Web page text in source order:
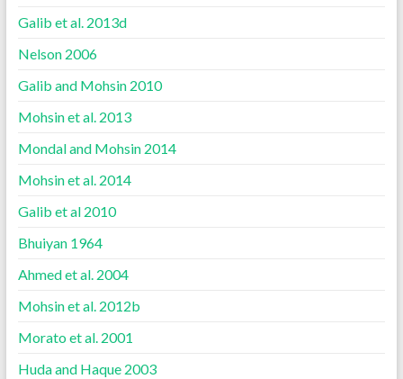
Galib et al. 2013d
Nelson 2006
Galib and Mohsin 2010
Mohsin et al. 2013
Mondal and Mohsin 2014
Mohsin et al. 2014
Galib et al 2010
Bhuiyan 1964
Ahmed et al. 2004
Mohsin et al. 2012b
Morato et al. 2001
Huda and Haque 2003